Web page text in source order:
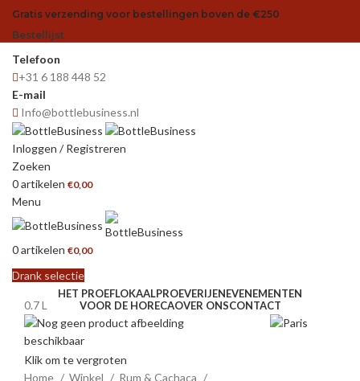
Gratis verzending voor bestellingen boven de €250
Bestellijst
Telefoon
+31 6 188 448 52
E-mail
Info@bottlebusiness.nl
Inloggen / Registreren
Zoeken
0artikelen €0,00
Menu
0artikelen €0,00
Drank selectie
HET PROEFLOKAALPROEVERIJENEVENEMENTEN
VOOR DE HORECAOVER ONSCONTACT
0.7 L
Klik om te vergroten
Home
Winkel
Rum & Cachaca